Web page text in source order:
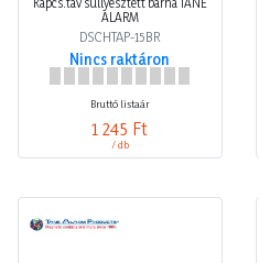
DSCHTAP-15BR
Nincs raktáron
1 245 Ft